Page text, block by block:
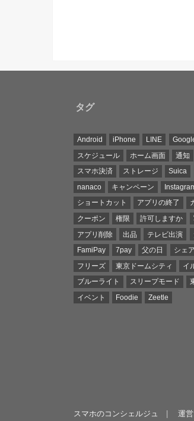
タグ
Android iPhone LINE
スケジュール
ホーム画面 通知
スマホ決済
ストレージ Suica
nanaco
キャンペーン
ショートカット
アプリの終了
クーポン
権限 許可しますか
アプリ削除
出品 テレビ出演
FamiPay
7pay 父の日 シェア
フリーズ
東京ドームシティ イ
ブルーライト
スリープモード
イベント
Foodie Zeetle
スマホのコンシェルジュ 運